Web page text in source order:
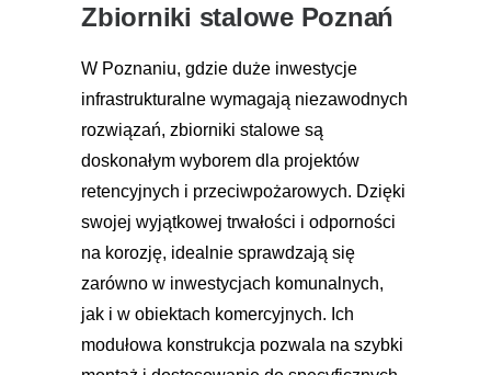
Zbiorniki stalowe Poznań
W Poznaniu, gdzie duże inwestycje
infrastrukturalne wymagają niezawodnych
rozwiązań, zbiorniki stalowe są
doskonałym wyborem dla projektów
retencyjnych i przeciwpożarowych. Dzięki
swojej wyjątkowej trwałości i odporności
na korozję, idealnie sprawdzają się
zarówno w inwestycjach komunalnych,
jak i w obiektach komercyjnych. Ich
modułowa konstrukcja pozwala na szybki